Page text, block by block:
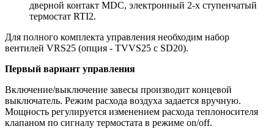
дверной контакт MDC, электронный 2-х ступенчатый
термостат RTI2.
Для полного комплекта управления необходим набор
вентилей VRS25 (опция - TVVS25 c SD20).
Первый вариант управления
Включение/выключение завесы производит концевой
выключатель. Режим расхода воздуха задается вручную.
Мощность регулируется изменением расхода теплоносителя
клапаном по сигналу термостата в режиме on/off.